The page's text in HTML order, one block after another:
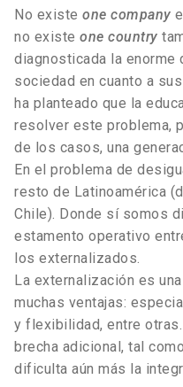
No existe one company
no existe one country
diagnosticada la enorme
sociedad en cuanto a
ha planteado que la
resolver este problema,
de los casos, una
En el problema de
resto de Latinoamérica
Chile). Donde sí somos
estamento operativo
los externalizados.
La externalización es
muchas ventajas:
y flexibilidad, entre
brecha adicional, tal
dificulta aún más la